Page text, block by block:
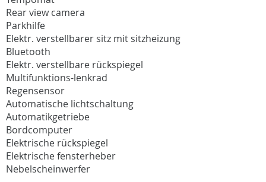
Rear view camera
Parkhilfe
Elektr. verstellbarer sitz mit sitzheizung
Bluetooth
Elektr. verstellbare rückspiegel
Multifunktions-lenkrad
Regensensor
Automatische lichtschaltung
Automatikgetriebe
Bordcomputer
Elektrische rückspiegel
Elektrische fensterheber
Nebelscheinwerfer